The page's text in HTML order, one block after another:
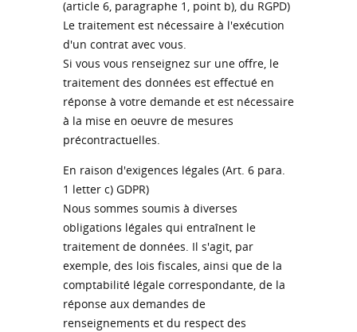
(article 6, paragraphe 1, point b), du RGPD)
Le traitement est nécessaire à l'exécution
d'un contrat avec vous.
Si vous vous renseignez sur une offre, le
traitement des données est effectué en
réponse à votre demande et est nécessaire
à la mise en oeuvre de mesures
précontractuelles.
En raison d'exigences légales (Art. 6 para.
1 letter c) GDPR)
Nous sommes soumis à diverses
obligations légales qui entraînent le
traitement de données. Il s'agit, par
exemple, des lois fiscales, ainsi que de la
comptabilité légale correspondante, de la
réponse aux demandes de
renseignements et du respect des